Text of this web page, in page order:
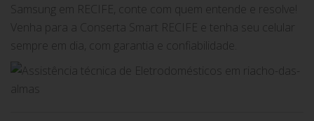
Samsung em RECIFE, conte com quem entende e resolve!
Venha para a Conserta Smart RECIFE e tenha seu celular
sempre em dia, com garantia e confiabilidade.